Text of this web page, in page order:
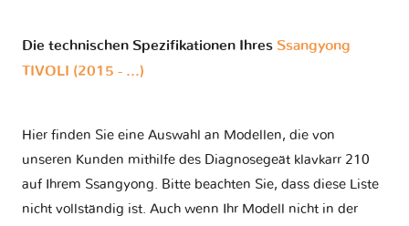
Die technischen Spezifikationen Ihres Ssangyong
TIVOLI (2015 - ...)
Hier finden Sie eine Auswahl an Modellen, die von
unseren Kunden mithilfe des Diagnosegeät klavkarr 210
auf Ihrem Ssangyong. Bitte beachten Sie, dass diese Liste
nicht vollständig ist. Auch wenn Ihr Modell nicht in der